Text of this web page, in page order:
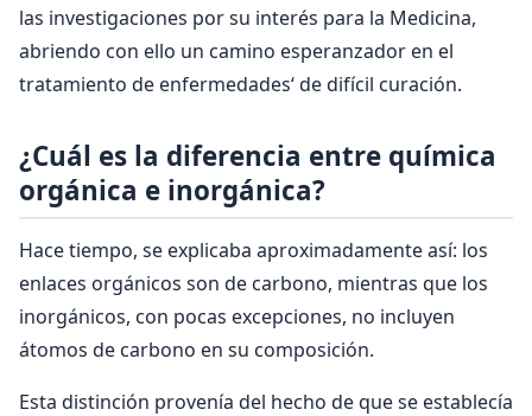
las investigaciones por su interés para la Medicina,
abriendo con ello un camino esperanzador en el
tratamiento de enfermedades‘ de difícil curación.
¿Cuál es la diferencia entre química
orgánica e inorgánica?
Hace tiempo, se explicaba aproximadamente así: los
enlaces orgánicos son de carbono, mientras que los
inorgánicos, con pocas excepciones, no incluyen
átomos de carbono en su composición.
Esta distinción provenía del hecho de que se establecía